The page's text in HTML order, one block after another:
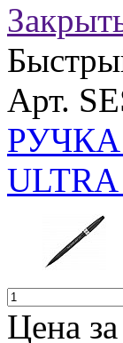
Арт.
РУЧКА
Цена